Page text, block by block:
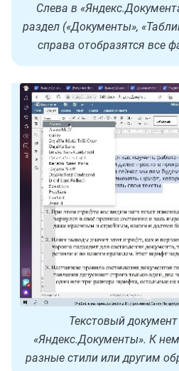
Слева в
раздел («Документы»,
справа отобразятся все
Текстовый
«Яндекс.Документы». К
разные стили или другим